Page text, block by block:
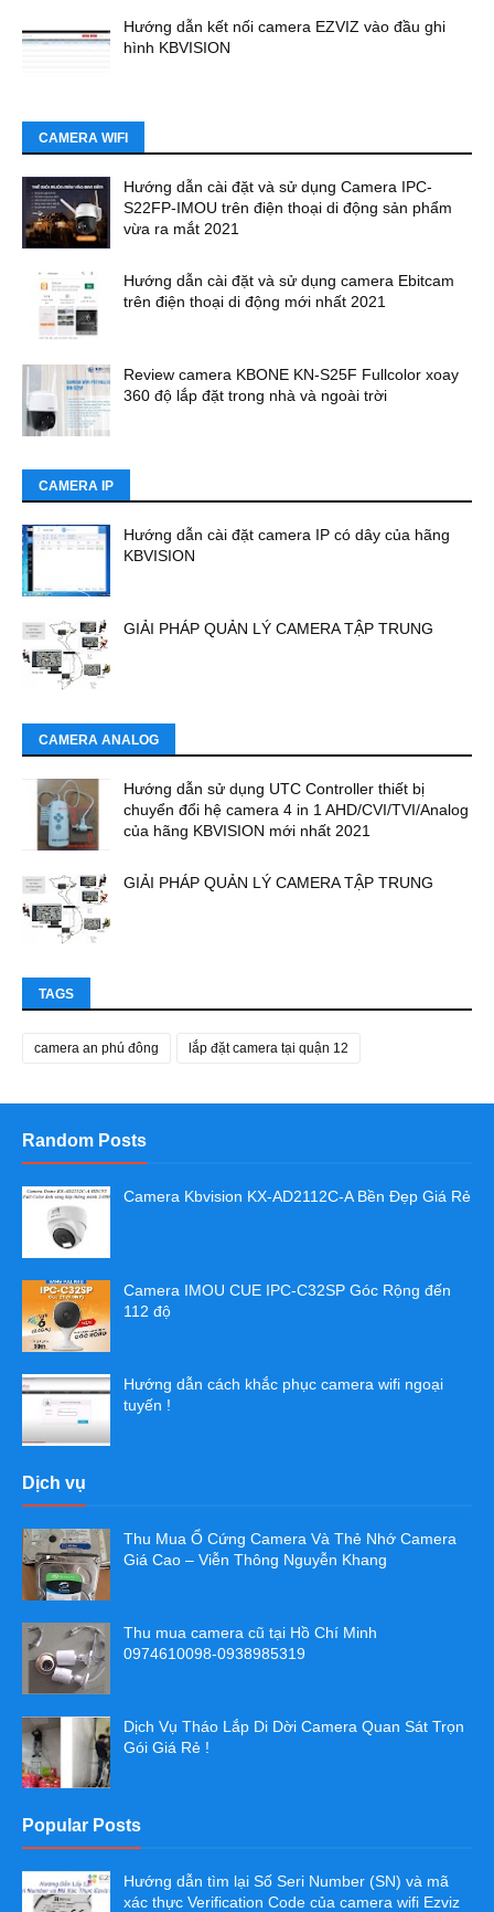
Hướng dẫn kết nối camera EZVIZ vào đầu ghi
hình KBVISION
CAMERA WIFI
Hướng dẫn cài đặt và sử dụng Camera IPC-
S22FP-IMOU trên điện thoại di động sản phẩm
vừa ra mắt 2021
Hướng dẫn cài đặt và sử dụng camera Ebitcam
trên điện thoại di động mới nhất 2021
Review camera KBONE KN-S25F Fullcolor xoay
360 độ lắp đặt trong nhà và ngoài trời
CAMERA IP
Hướng dẫn cài đặt camera IP có dây của hãng
KBVISION
GIẢI PHÁP QUẢN LÝ CAMERA TẬP TRUNG
CAMERA ANALOG
Hướng dẫn sử dụng UTC Controller thiết bị
chuyển đổi hệ camera 4 in 1 AHD/CVI/TVI/Analog
của hãng KBVISION mới nhất 2021
GIẢI PHÁP QUẢN LÝ CAMERA TẬP TRUNG
TAGS
camera an phú đông lắp đặt camera tại quận 12
Random Posts
Camera Kbvision KX-AD2112C-A Bền Đẹp Giá Rẻ
Camera IMOU CUE IPC-C32SP Góc Rộng đến
112 độ
Hướng dẫn cách khắc phục camera wifi ngoại
tuyến !
Dịch vụ
Thu Mua Ổ Cứng Camera Và Thẻ Nhớ Camera
Giá Cao – Viễn Thông Nguyễn Khang
Thu mua camera cũ tại Hồ Chí Minh
0974610098-0938985319
Dịch Vụ Tháo Lắp Di Dời Camera Quan Sát Trọn
Gói Giá Rẻ !
Popular Posts
Hướng dẫn tìm lại Số Seri Number (SN) và mã
xác thực Verification Code của camera wifi Ezviz